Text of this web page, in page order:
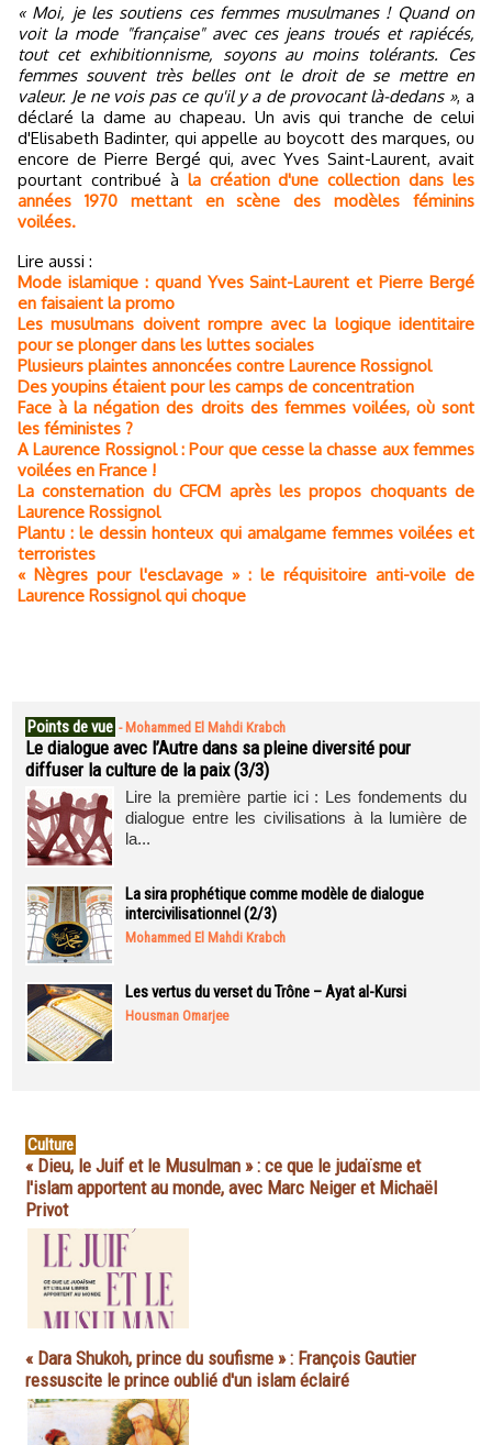
« Moi, je les soutiens ces femmes musulmanes ! Quand on
voit la mode "française" avec ces jeans troués et rapiécés,
tout cet exhibitionnisme, soyons au moins tolérants. Ces
femmes souvent très belles ont le droit de se mettre en
valeur. Je ne vois pas ce qu'il y a de provocant là-dedans », a
déclaré la dame au chapeau. Un avis qui tranche de celui
d'Elisabeth Badinter, qui appelle au boycott des marques, ou
encore de Pierre Bergé qui, avec Yves Saint-Laurent, avait
pourtant contribué à la création d'une collection dans les
années 1970 mettant en scène des modèles féminins
voilées.
Lire aussi :
Mode islamique : quand Yves Saint-Laurent et Pierre Bergé
en faisaient la promo
Les musulmans doivent rompre avec la logique identitaire
pour se plonger dans les luttes sociales
Plusieurs plaintes annoncées contre Laurence Rossignol
Des youpins étaient pour les camps de concentration
Face à la négation des droits des femmes voilées, où sont
les féministes ?
A Laurence Rossignol : Pour que cesse la chasse aux femmes
voilées en France !
La consternation du CFCM après les propos choquants de
Laurence Rossignol
Plantu : le dessin honteux qui amalgame femmes voilées et
terroristes
« Nègres pour l'esclavage » : le réquisitoire anti-voile de
Laurence Rossignol qui choque
Points de vue - Mohammed El Mahdi Krabch
Le dialogue avec l’Autre dans sa pleine diversité pour
diffuser la culture de la paix (3/3)
Lire la première partie ici : Les fondements du
dialogue entre les civilisations à la lumière de
la...
La sira prophétique comme modèle de dialogue
intercivilisationnel (2/3)
Mohammed El Mahdi Krabch
Les vertus du verset du Trône – Ayat al-Kursi
Housman Omarjee
Culture
« Dieu, le Juif et le Musulman » : ce que le judaïsme et
l'islam apportent au monde, avec Marc Neiger et Michaël
Privot
« Dara Shukoh, prince du soufisme » : François Gautier
ressuscite le prince oublié d'un islam éclairé